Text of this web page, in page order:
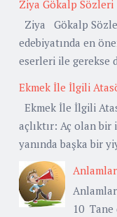
Ziya Gökalp Sözleri
Ziya Gökalp
edebiyatında en
eserleri ile gerekse
Ekmek İle İlgili
Ekmek İle İlgili
açlıktır: Aç olan
yanında başka bir
10 Tane